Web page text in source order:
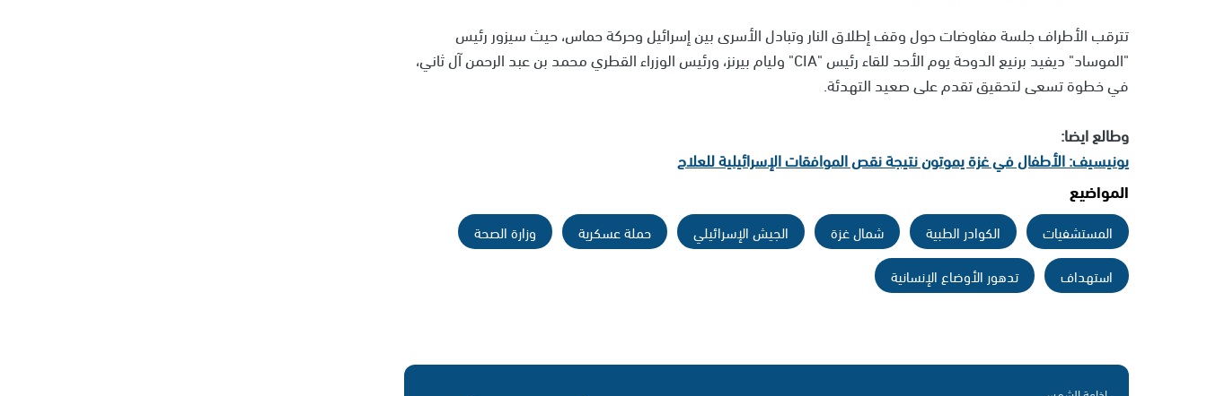
تترقب الأطراف جلسة مفاوضات حول وقف إطلاق النار وتبادل الأسرى بين إسرائيل وحركة حماس، حيث سيزور رئيس
"الموساد" ديفيد برنيع الدوحة يوم الأحد للقاء رئيس "CIA" وليام بيرنز، ورئيس الوزراء القطري محمد بن عبد الرحمن آل ثاني،
في خطوة تسعى لتحقيق تقدم على صعيد التهدئة.
وطالع ايضا:
يونيسيف: الأطفال في غزة يموتون نتيجة نقص الموافقات الإسرائيلية للعلاج
المواضيع
المستشفيات الكوادر الطبية شمال غزة الجيش الإسرائيلي حملة عسكرية
وزارة الصحة
استهداف
تدهور الأوضاع الإنسانية